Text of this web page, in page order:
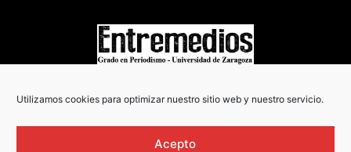
Utilizamos cookies para optimizar nuestro sitio web y nuestro servicio.
Acepto